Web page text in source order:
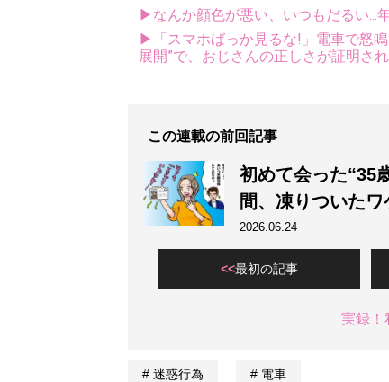
▶なんか顔色が悪い、いつもだるい...
▶「スマホばっか見るな!」電車で怒
展開”で、おじさんの正しさが証明さ
この連載の前回記事
初めて会った“35
間、凍りついたワ
2026.06.24
最初の記事
実録！
迷惑行為 電車